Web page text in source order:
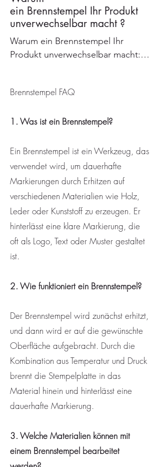
ein Brennstempel Ihr Produkt
unverwechselbar macht ?
Warum ein Brennstempel Ihr
Produkt unverwechselbar macht:
Qualitätsbewusste
Ein Brennstempel ist mehr als nur
Geheimnis hinter der Individualität
Ihrer Produkte. Ob auf Holz, Leder
oder in Form eines präzisen
Signierstempels, die
Möglichkeiten zur Gestaltung sind
nahezu unbegrenzt.
Brennstempel FAQ
1. Was ist ein Brennstempel?
Ein Brennstempel ist ein Werkzeug, das
verwendet wird, um dauerhafte
Markierungen durch Erhitzen auf
verschiedenen Materialien wie Holz,
Leder oder Kunststoff zu erzeugen. Er
hinterlässt eine klare Markierung, die
oft als Logo, Text oder Muster gestaltet
ist.
2. Wie funktioniert ein Brennstempel?
Der Brennstempel wird zunächst erhitzt,
und dann wird er auf die gewünschte
Oberfläche aufgebracht. Durch die
Kombination aus Temperatur und Druck
brennt die Stempelplatte in das
Material hinein und hinterlässt eine
dauerhafte Markierung.
3. Welche Materialien können mit
einem Brennstempel bearbeitet